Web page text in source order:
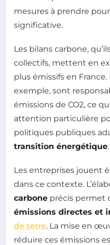
mesures à prendre
significative.
Les bilans carbone,
collectifs, mettent en
plus émissifs en
exemple, sont
émissions de CO2, ce
attention particulière
politiques publiques
transition énergétique.
Les entreprises jouent
dans ce contexte.
carbone précis permet
émissions directes et
de serre. La mise en
réduire ces émissions